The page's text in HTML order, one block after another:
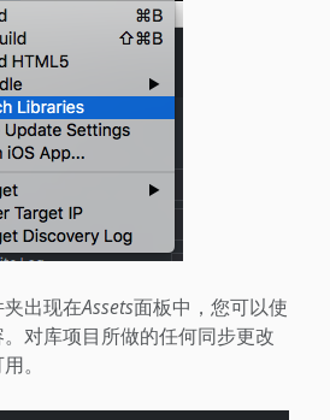
出现在Assets面板中，您可以使
对库项目所做的任何同步更改
。